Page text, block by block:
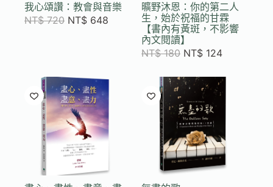
我心頌讚：教會與音樂
NT$720 NT$ 648
曠野沐恩：你的第二人
生，始於祝福的甘霖
【書內有黃斑，不影響
內文閱讀】
NT$180 NT$ 124